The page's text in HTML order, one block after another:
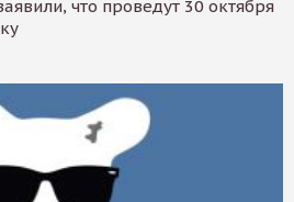
что проведут 30 октября